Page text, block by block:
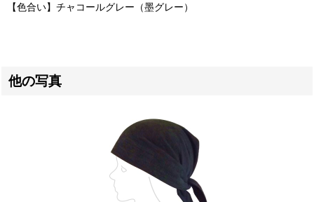
【色合い】チャコールグレー（墨グレー）
他の写真